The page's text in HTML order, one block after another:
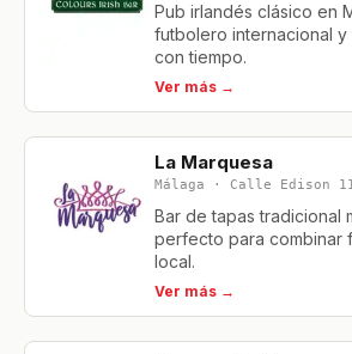
Pub irlandés clásico en
futbolero internacional
con tiempo.
Ver más →
La Marquesa
Málaga · Calle Edison
Bar de tapas tradicional
perfecto para combinar
local.
Ver más →